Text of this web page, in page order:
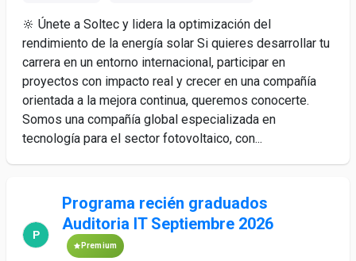
🔆 Únete a Soltec y lidera la optimización del
rendimiento de la energía solar Si quieres desarrollar tu
carrera en un entorno internacional, participar en
proyectos con impacto real y crecer en una compañía
orientada a la mejora continua, queremos conocerte.
Somos una compañía global especializada en
tecnología para el sector fotovoltaico, con...
Programa recién graduados
Auditoria IT Septiembre 2026
Premium